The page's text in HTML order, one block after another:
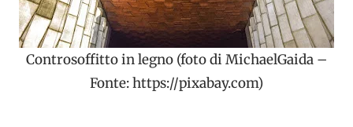
Controsoffitto in legno (foto di MichaelGaida –
Fonte: https://pixabay.com)